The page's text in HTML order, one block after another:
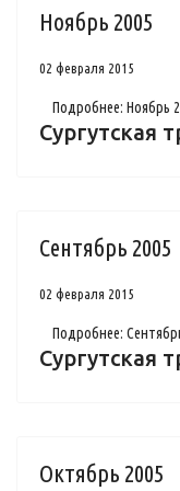
Ноябрь 2005
02 февраля 2015
Подробнее: Ноябрь
Сургутская
Сентябрь 2005
02 февраля 2015
Подробнее:
Сургутская
Октябрь 2005